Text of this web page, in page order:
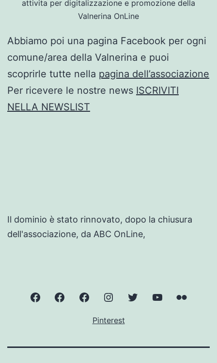
attivita per digitalizzazione e promozione della
Valnerina OnLine
Abbiamo poi una pagina Facebook per ogni
comune/area della Valnerina e puoi
scoprirle tutte nella pagina dell’associazione
Per ricevere le nostre news ISCRIVITI
NELLA NEWSLIST
Il dominio è stato rinnovato, dopo la chiusura
dell'associazione, da ABC OnLine,
ValnerinaOnLine
Norcia Cascate
delle
Instagram
–
Twitter YouTube
Pinterest